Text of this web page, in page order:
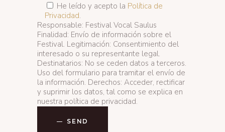
He leído y acepto la Política de
Privacidad.
Responsable: Festival Vocal Saulus
Finalidad: Envío de información sobre el
Festival. Legitimación: Consentimiento del
interesado o su representante legal.
Destinatarios: No se ceden datos a terceros.
Uso del formulario para tramitar el envío de
la información. Derechos: Acceder, rectificar
y suprimir los datos, tal como se explica en
nuestra política de privacidad.
SEND